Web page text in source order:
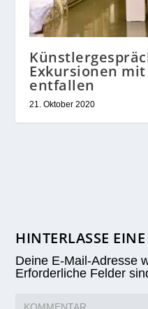
Exkursionen
entfallen
21. Oktober 2020
HINTERLASSE
Deine E-Mail-Adresse
Erforderliche Felder